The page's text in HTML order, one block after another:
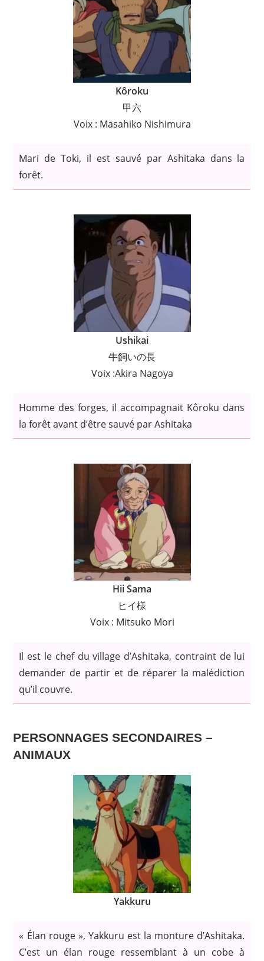
Kôroku
甲六
Voix : Masahiko Nishimura
Mari de Toki, il est sauvé par Ashitaka dans la
forêt.
Ushikai
牛飼いの長
Voix :Akira Nagoya
Homme des forges, il accompagnait Kôroku dans
la forêt avant d’être sauvé par Ashitaka
Hii Sama
ヒイ様
Voix : Mitsuko Mori
Il est le chef du village d’Ashitaka, contraint de lui
demander de partir et de réparer la malédiction
qu’il couvre.
PERSONNAGES SECONDAIRES –
ANIMAUX
Yakkuru
« Élan rouge », Yakkuru est la monture d’Ashitaka.
C’est un élan rouge ressemblant à un cobe à